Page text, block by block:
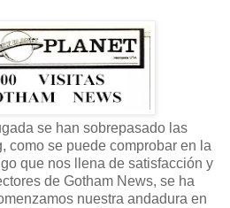
se han sobrepasado las
como se puede comprobar en la
que nos llena de satisfacción y
de Gotham News, se ha
nuestra andadura en